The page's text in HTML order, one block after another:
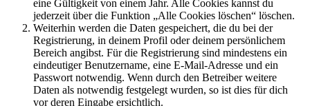
eine Gültigkeit von einem Jahr. Alle Cookies kannst du
jederzeit über die Funktion „Alle Cookies löschen“ löschen.
Weiterhin werden die Daten gespeichert, die du bei der
Registrierung, in deinem Profil oder deinem persönlichem
Bereich angibst. Für die Registrierung sind mindestens ein
eindeutiger Benutzername, eine E-Mail-Adresse und ein
Passwort notwendig. Wenn durch den Betreiber weitere
Daten als notwendig festgelegt wurden, so ist dies für dich
vor deren Eingabe ersichtlich.